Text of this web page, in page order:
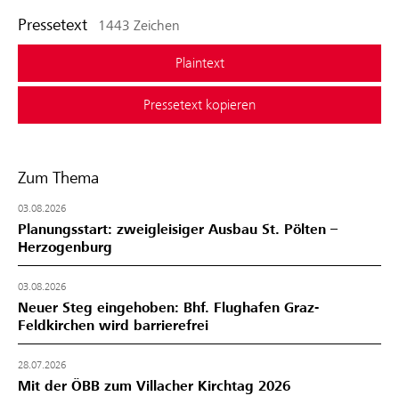
Pressetext 1443 Zeichen
Plaintext
Pressetext kopieren
Zum Thema
03.08.2026
Planungsstart: zweigleisiger Ausbau St. Pölten –
Herzogenburg
03.08.2026
Neuer Steg eingehoben: Bhf. Flughafen Graz-
Feldkirchen wird barrierefrei
28.07.2026
Mit der ÖBB zum Villacher Kirchtag 2026